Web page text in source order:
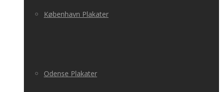
København Plakater
Odense Plakater